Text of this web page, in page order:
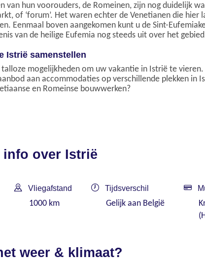
van hun voorouders, de Romeinen, zijn nog duidelijk
of ‘forum’. Het waren echter de Venetianen die
Eenmaal boven aangekomen kunt u de Sint-
van de heilige Eufemia nog steeds uit over het
Istrië samenstellen
talloze mogelijkheden om uw vakantie in Istrië te
aan accommodaties op verschillende plekken
en Romeinse bouwwerken?
info over Istrië
Vliegafstand
1000 km
Tijdsverschil
Gelijk aan België
weer & klimaat?